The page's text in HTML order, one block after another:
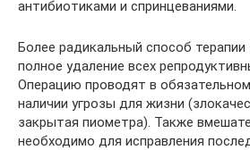
антибиотиками и спринцеваниями.
Более радикальный способ
полное удаление всех
Операцию проводят в
наличии угрозы для жизни
закрытая пиометра). Также
необходимо для исправления